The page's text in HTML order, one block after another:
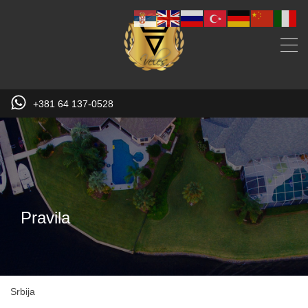
+381 64 137-0528
Pravila
Srbija